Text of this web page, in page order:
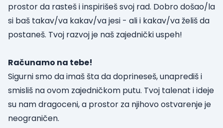
prostor da rasteš i inspirišeš svoj rad. Dobro došao/la
si baš takav/va kakav/va jesi - ali i kakav/va želiš da
postaneš. Tvoj razvoj je naš zajednički uspeh!
Računamo na tebe!
Sigurni smo da imaš šta da doprineseš, unaprediš i
smisliš na ovom zajedničkom putu. Tvoj talenat i ideje
su nam dragoceni, a prostor za njihovo ostvarenje je
neograničen.